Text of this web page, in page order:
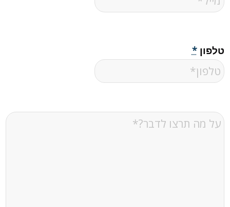
טלפון*